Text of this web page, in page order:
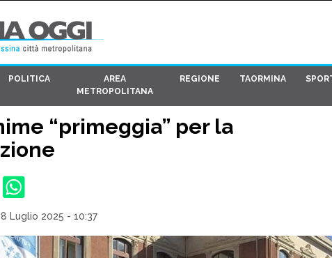
POLITICA
AREA
METROPOLITANA
REGIONE TAORMINA
“primeggia” per la
Luglio 2025 - 10:37